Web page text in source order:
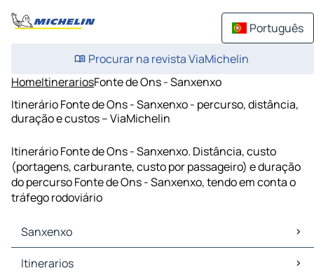
Português
Procurar na revista ViaMichelin
HomeItinerariosFonte de Ons - Sanxenxo
Itinerário Fonte de Ons - Sanxenxo - percurso, distância,
duração e custos – ViaMichelin
Itinerário Fonte de Ons - Sanxenxo. Distância, custo
(portagens, carburante, custo por passageiro) e duração
do percurso Fonte de Ons - Sanxenxo, tendo em conta o
tráfego rodoviário
Sanxenxo
Sanxenxo Mapas Plantas
Itinerarios